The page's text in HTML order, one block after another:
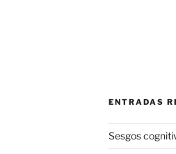
ENTRADAS
Sesgos